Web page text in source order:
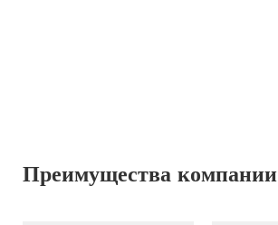
Преимущества компании